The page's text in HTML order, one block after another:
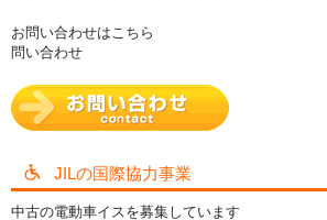
お問い合わせはこちら
問い合わせ
JILの国際協力事業
中古の電動車イスを募集しています